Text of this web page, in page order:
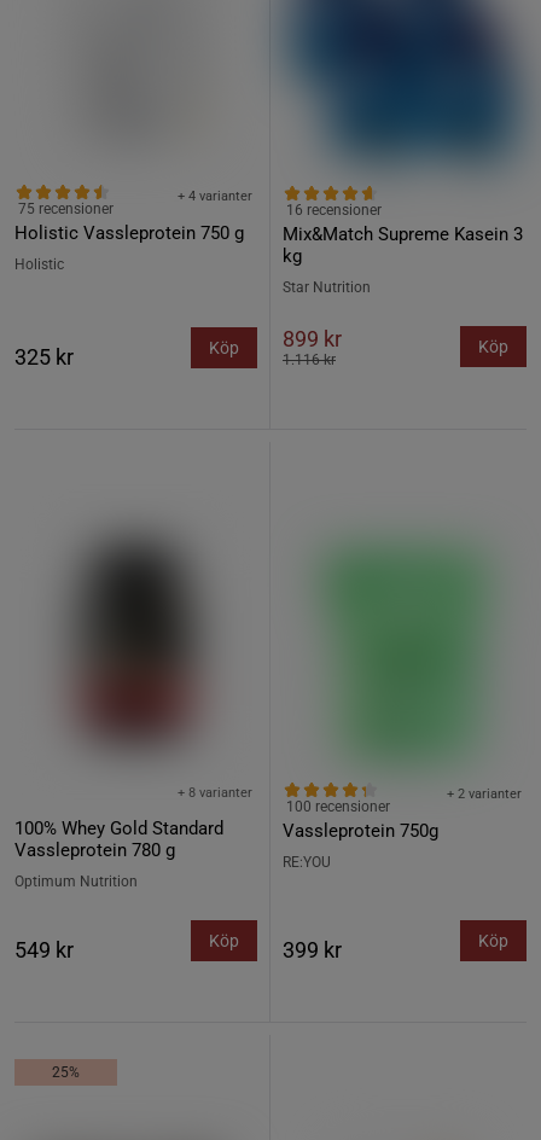
Holistic Vassleprotein 750 g
+ 4 varianter
75 recensioner
Holistic
325 kr Köp
Mix&Match Supreme Kasein 3
kg
16 recensioner
Star Nutrition
899 kr
1.116 kr
Köp
100% Whey Gold Standard
Vassleprotein 780 g
+ 8 varianter
Optimum Nutrition
549 kr Köp
Vassleprotein 750g
+ 2 varianter
100 recensioner
RE:YOU
399 kr Köp
25%